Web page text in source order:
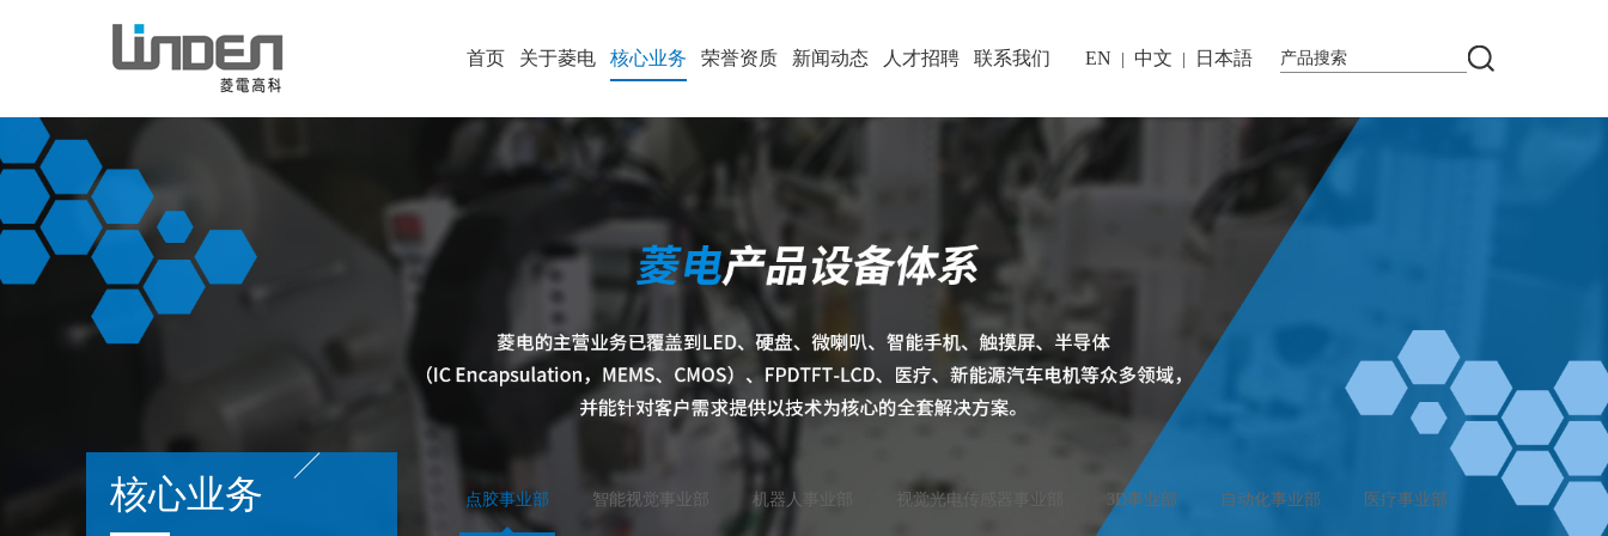
EN 中文 日本語
首页 关于菱电 核心业务 荣誉资质 新闻动态 人才招聘 联系我们
核心业务 点胶事业部 智能视觉事业部 机器人事业部 视觉光电传感器事业部 3D事业部 自动化事业部 医疗事业部